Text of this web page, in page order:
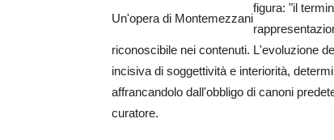
Un'opera di Montemezzani
figura: "il
riconoscibile nei contenuti. L'evoluzione
incisiva di soggettività e interiorità,
affrancandolo dall'obbligo di canoni
curatore.